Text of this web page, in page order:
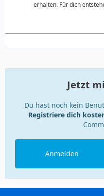
erhalten. Für dich
Jetzt
Du hast noch kein
Registriere dich
Anmelden